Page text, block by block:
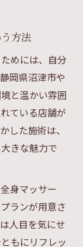
方法
めには、自分
岡県沼津市や
と温かい雰囲
ている店舗が
した施術は、
きな魅力で
身マッサー
ランが用意さ
人目を気にせ
もにリフレッ